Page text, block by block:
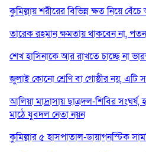
কুমিল্লায় শরীরের বিভিন্ন ক্ষত নিয়ে
তারেক রহমান ক্ষমতায় থাকবেন না,
শেখ হাসিনাকে আর রাখতে চাচ্ছে না
জুলাই কোনো শ্রেণি বা গোষ্ঠীর নয়, এটি
আলিয়া মাদ্রাসায় ছাত্রদল-শিবির
মাঠে যুবদল নেতা নয়ন
কুমিল্লার ৫ হাসপাতাল-ডায়াগনস্টিক